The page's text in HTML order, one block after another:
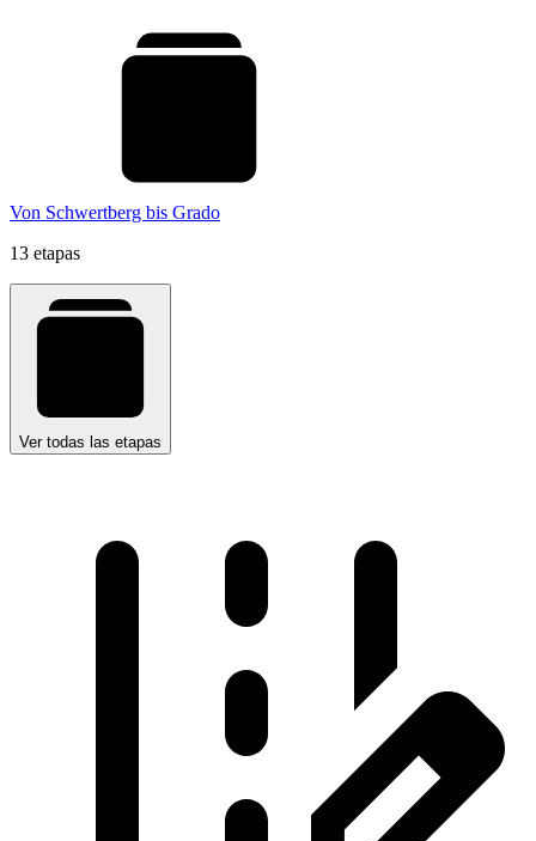
Von Schwertberg bis Grado
13 etapas
Ver todas las etapas